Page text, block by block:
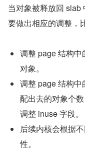
当对象被释放回 slab
要做出相应的调整，
调整 page 结构
对象。
调整 page 结构
配出去的对象个
调整 inuse 字段。
后续内核会根据
性。